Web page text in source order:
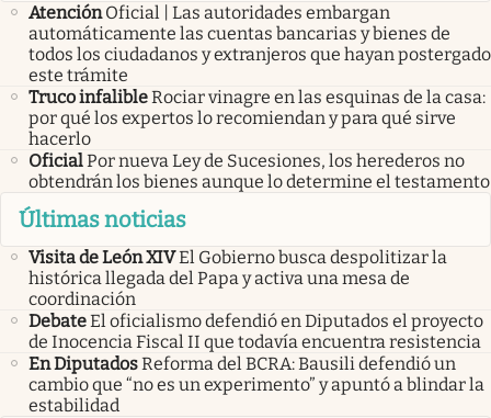
Atención Oficial | Las autoridades embargan
automáticamente las cuentas bancarias y bienes de
todos los ciudadanos y extranjeros que hayan postergado
este trámite
Truco infalibleRociar vinagre en las esquinas de la casa:
por qué los expertos lo recomiendan y para qué sirve
hacerlo
OficialPor nueva Ley de Sucesiones, los herederos no
obtendrán los bienes aunque lo determine el testamento
Últimas noticias
Visita de León XIVEl Gobierno busca despolitizar la
histórica llegada del Papa y activa una mesa de
coordinación
DebateEl oficialismo defendió en Diputados el proyecto
de Inocencia Fiscal II que todavía encuentra resistencia
En DiputadosReforma del BCRA: Bausili defendió un
cambio que “no es un experimento” y apuntó a blindar la
estabilidad